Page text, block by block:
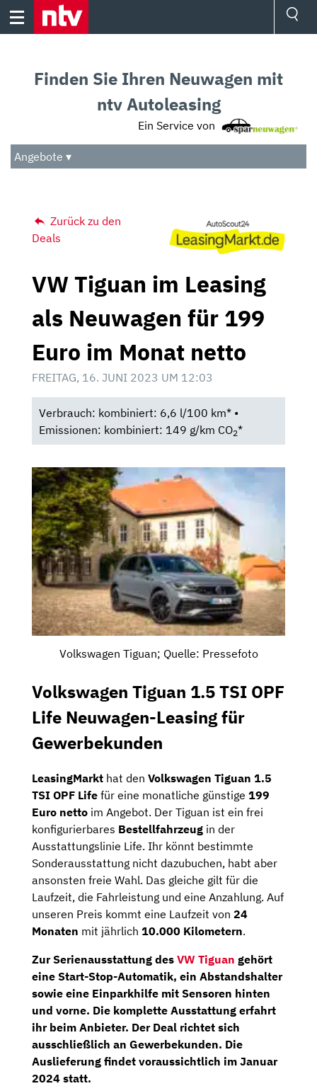
Skip
Audio
Das Beste
Finden Sie Ihren Neuwagen mit
ntv Autoleasing
Ein Service von
Angebote ▾
Zurück zu den
Deals
VW Tiguan im Leasing
als Neuwagen für 199
Euro im Monat netto
FREITAG, 16. JUNI 2023 UM 12:03
Verbrauch: kombiniert: 6,6 l/100 km* •
Emissionen: kombiniert: 149 g/km CO2*
Volkswagen Tiguan; Quelle: Pressefoto
Volkswagen Tiguan 1.5 TSI OPF
Life Neuwagen-Leasing für
Gewerbekunden
LeasingMarkt hat den Volkswagen Tiguan 1.5
TSI OPF Life für eine monatliche günstige 199
Euro netto im Angebot. Der Tiguan ist ein frei
konfigurierbares Bestellfahrzeug in der
Ausstattungslinie Life. Ihr könnt bestimmte
Sonderausstattung nicht dazubuchen, habt aber
ansonsten freie Wahl. Das gleiche gilt für die
Laufzeit, die Fahrleistung und eine Anzahlung. Auf
unseren Preis kommt eine Laufzeit von 24
Monaten mit jährlich 10.000 Kilometern.
Zur Serienausstattung des VW Tiguan gehört
eine Start-Stop-Automatik, ein Abstandshalter
sowie eine Einparkhilfe mit Sensoren hinten
und vorne. Die komplette Ausstattung erfahrt
ihr beim Anbieter. Der Deal richtet sich
ausschließlich an Gewerbekunden. Die
Auslieferung findet voraussichtlich im Januar
2024 statt.